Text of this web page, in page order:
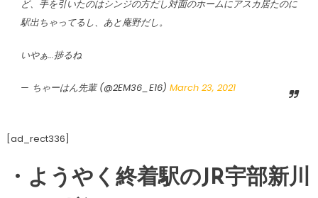
ど、手を引いたのはシンジの方だし対面のホームにアスカ居たのに
駅出ちゃってるし、あと庵野だし。
いやぁ…捗るね
— ちゃーはん先輩 (@2EM36_E16) March 23, 2021
[ad_rect336]
・ようやく終着駅のJR宇部新川